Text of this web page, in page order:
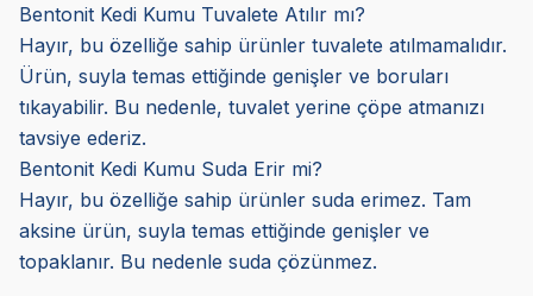
Bentonit Kedi Kumu Tuvalete Atılır mı?
Hayır, bu özelliğe sahip ürünler tuvalete atılmamalıdır.
Ürün, suyla temas ettiğinde genişler ve boruları
tıkayabilir. Bu nedenle, tuvalet yerine çöpe atmanızı
tavsiye ederiz.
Bentonit Kedi Kumu Suda Erir mi?
Hayır, bu özelliğe sahip ürünler suda erimez. Tam
aksine ürün, suyla temas ettiğinde genişler ve
topaklanır. Bu nedenle suda çözünmez.